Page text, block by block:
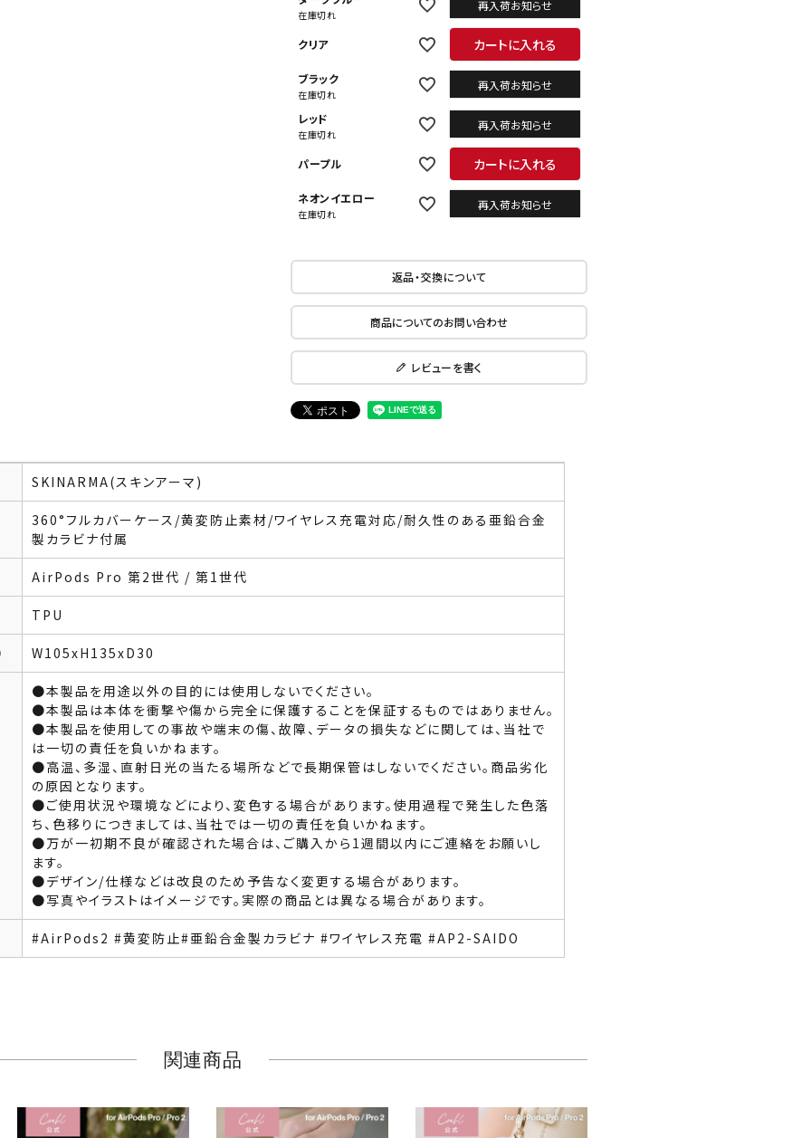
在庫切れ
再入荷お知らせ
クリア カートに入れる
ブラック
在庫切れ
再入荷お知らせ
レッド
在庫切れ
再入荷お知らせ
パープル カートに入れる
ネオンイエロー
在庫切れ
再入荷お知らせ
返品・交換について
商品についてのお問い合わせ
レビューを書く
SKINARMA(スキンアーマ)
360°フルカバーケース/黄変防止素材/ワイヤレス充電対応/耐久性のある亜鉛合金
製カラビナ付属
AirPods Pro 第2世代 / 第1世代
TPU
W105xH135xD30
●本製品を用途以外の目的には使用しないでください。
●本製品は本体を衝撃や傷から完全に保護することを保証するものではありません。
●本製品を使用しての事故や端末の傷、故障、データの損失などに関しては、当社で
は一切の責任を負いかねます。
●高温、多湿、直射日光の当たる場所などで長期保管はしないでください。商品劣化
の原因となります。
●ご使用状況や環境などにより、変色する場合があります。使用過程で発生した色落
ち、色移りにつきましては、当社では一切の責任を負いかねます。
●万が一初期不良が確認された場合は、ご購入から1週間以内にご連絡をお願いし
ます。
●デザイン/仕様などは改良のため予告なく変更する場合があります。
●写真やイラストはイメージです。実際の商品とは異なる場合があります。
#AirPods2 #黄変防止#亜鉛合金製カラビナ #ワイヤレス充電 #AP2-SAIDO
関連商品